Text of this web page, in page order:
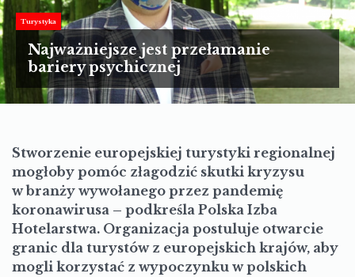
MOTORYZACJA
LIFESTYLE
Turystyka
Najważniejsze jest przełamanie
bariery psychicznej
Stworzenie europejskiej turystyki regionalnej
mogłoby pomóc złagodzić skutki kryzysu
w branży wywołanego przez pandemię
koronawirusa – podkreśla Polska Izba
Hotelarstwa. Organizacja postuluje otwarcie
granic dla turystów z europejskich krajów, aby
mogli korzystać z wypoczynku w polskich